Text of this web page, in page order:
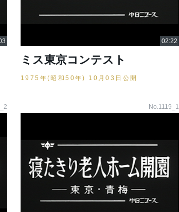
ミス東京コンテスト
1975年(昭和50年) 10月03日公開
No.1119_1